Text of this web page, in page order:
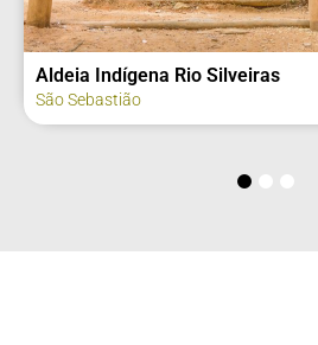
Aldeia Indígena Rio Silveiras
São Sebastião